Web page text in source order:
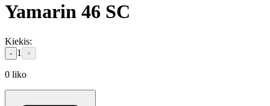
Yamarin 46 SC
Kiekis:
- 1 +
0 liko